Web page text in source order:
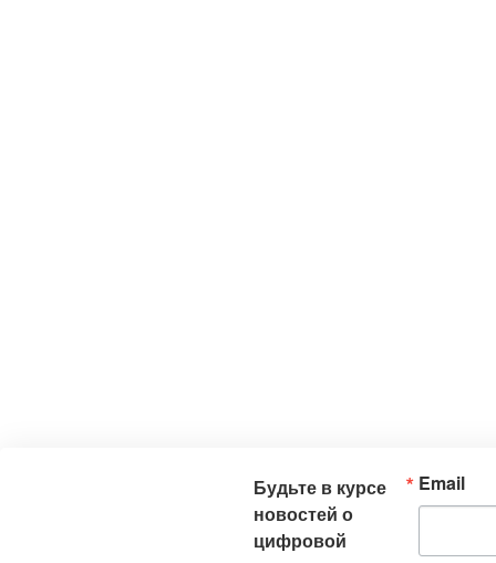
Будьте в курсе
новостей о
цифровой
Email